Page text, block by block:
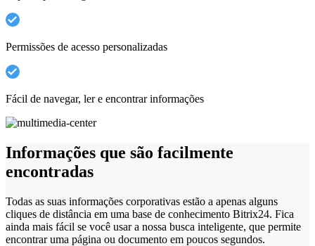
Permissões de acesso personalizadas
Fácil de navegar, ler e encontrar informações
Informações que são facilmente
encontradas
Todas as suas informações corporativas estão a apenas alguns
cliques de distância em uma base de conhecimento Bitrix24. Fica
ainda mais fácil se você usar a nossa busca inteligente, que permite
encontrar uma página ou documento em poucos segundos.